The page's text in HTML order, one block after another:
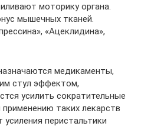
моторику органа.
мышечных тканей.
«Ацеклидина»,
медикаменты,
стул эффектом,
усилить сократительные
таких лекарств
перистальтики